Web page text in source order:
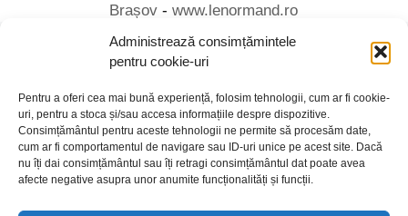
Administrează consimțămintele
pentru cookie-uri
Pentru a oferi cea mai bună experiență, folosim tehnologii, cum ar fi cookie-
uri, pentru a stoca și/sau accesa informațiile despre dispozitive.
Consimțământul pentru aceste tehnologii ne permite să procesăm date,
cum ar fi comportamentul de navigare sau ID-uri unice pe acest site. Dacă
nu îți dai consimțământul sau îți retragi consimțământul dat poate avea
afecte negative asupra unor anumite funcționalități și funcții.
Brașov -www.lenormand.ro
Termeni de utilizare
Politica de confidențialitate
Despre cookie-uri